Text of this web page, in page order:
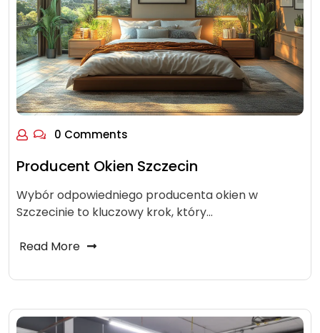
0 Comments
Producent Okien Szczecin
Wybór odpowiedniego producenta okien w
Szczecinie to kluczowy krok, który…
Read More